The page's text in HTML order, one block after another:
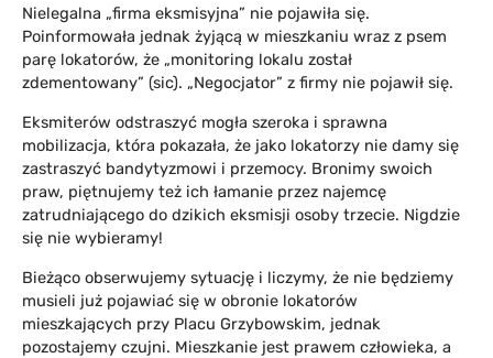
Nielegalna „firma eksmisyjna” nie pojawiła się.
Poinformowała jednak żyjącą w mieszkaniu wraz z psem
parę lokatorów, że „monitoring lokalu został
zdementowany” (sic). „Negocjator” z firmy nie pojawił się.
Eksmiterów odstraszyć mogła szeroka i sprawna
mobilizacja, która pokazała, że jako lokatorzy nie damy się
zastraszyć bandytyzmowi i przemocy. Bronimy swoich
praw, piętnujemy też ich łamanie przez najemcę
zatrudniającego do dzikich eksmisji osoby trzecie. Nigdzie
się nie wybieramy!
Bieżąco obserwujemy sytuację i liczymy, że nie będziemy
musieli już pojawiać się w obronie lokatorów
mieszkających przy Placu Grzybowskim, jednak
pozostajemy czujni. Mieszkanie jest prawem człowieka, a